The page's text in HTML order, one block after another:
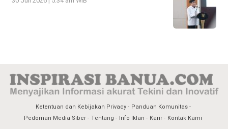
Ketentuan dan Kebijakan Privacy
Panduan Komunitas
Pedoman Media Siber Tentang Info Iklan Karir Kontak Kami